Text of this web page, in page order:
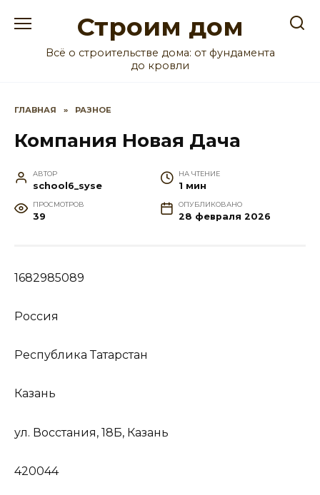
Строим дом
Всё о строительстве дома: от фундамента
до кровли
ГЛАВНАЯ » РАЗНОЕ
Компания Новая Дача
АВТОР
school6_syse
НА ЧТЕНИЕ
1 мин
ПРОСМОТРОВ
39
ОПУБЛИКОВАНО
28 февраля 2026
1682985089
Россия
Республика Татарстан
Казань
ул. Восстания, 18Б, Казань
420044